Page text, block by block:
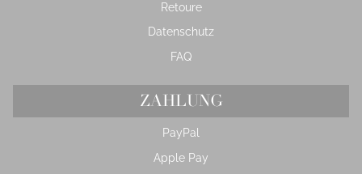
Retoure
Datenschutz
FAQ
ZAHLUNG
PayPal
Apple Pay